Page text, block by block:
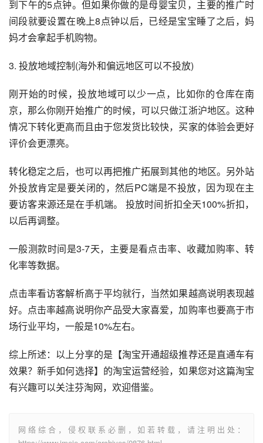
到下午的5点钟。但如果你做的是母婴宝贝，主要的推广时
间段就要设置在晚上8点钟以后，已经是宝宝睡了之后，妈
妈才会拿起手机购物。
3. 投放地域控制(海外和偏远地区可以不投放)
刚开始的时候，投放地域可以少一点，比如你的仓库在南
京，那么你刚开始推广的时候，可以只做江浙沪地区。这种
情况下转化更高而且由于您发货比较快，买家的体验会更好
评价会更漂亮。
转化稳定之后，也可以再把推广拓展到其他的地区。另外站
外投放肯定是要关闭的，然后PC端是不投放，因为现在主
要访客来源还是在手机端。 投放时间折扣全天100%折扣，
以后再调整。
一般测款时间是3-7天，主要是看点击率、收藏加购率、转
化率等数据。
点击率看访客解析高于平均就行，当然如果越高说明表现越
好。点击率越高说明你产品受大家喜爱，加购率也要高于市
场行业平均，一般是10%左右。
综上所述：以上分享的是【淘宝开通超级推荐还是直通车有
效果？新手如何选择】的淘宝运营经验，如果您对这篇淘宝
有兴趣可以关注芬淘网，欢迎借鉴。
网络综合，侵权联系必删，如若转载，请注明出处：